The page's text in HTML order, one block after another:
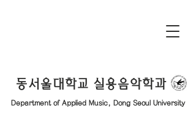
동서울대학교 실용음악학과
Department of Applied Music, Dong Seoul University